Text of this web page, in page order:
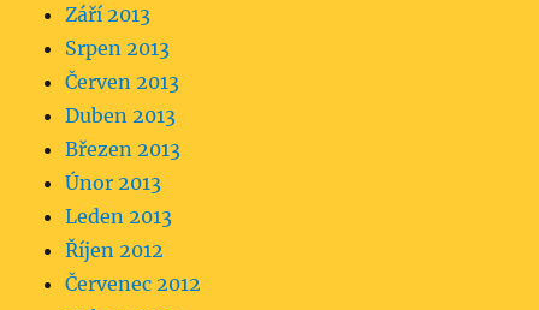
Září 2013
Srpen 2013
Červen 2013
Duben 2013
Březen 2013
Únor 2013
Leden 2013
Říjen 2012
Červenec 2012